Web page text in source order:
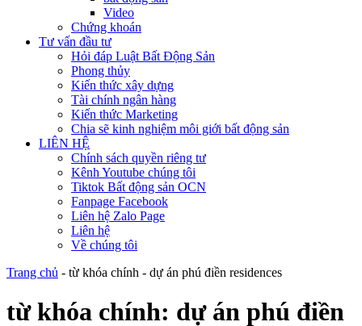
Video
Chứng khoán
Tư vấn đầu tư
Hỏi đáp Luật Bất Động Sản
Phong thủy
Kiến thức xây dựng
Tài chính ngân hàng
Kiến thức Marketing
Chia sẽ kinh nghiệm môi giới bất động sản
LIÊN HỆ
Chính sách quyền riêng tư
Kênh Youtube chúng tôi
Tiktok Bất động sản OCN
Fanpage Facebook
Liên hệ Zalo Page
Liên hệ
Về chúng tôi
Trang chủ - từ khóa chính - dự án phú điền residences
từ khóa chính: dự án phú điền